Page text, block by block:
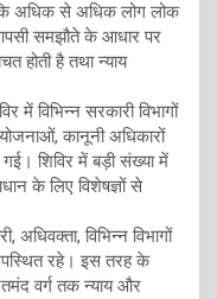
कि अधिक से अधिक लोग लोक
समझौते के आधार पर
होती है तथा न्याय
में विभिन्न सरकारी विभागों
कानूनी अधिकारों
शिविर में बड़ी संख्या में
के लिए विशेषज्ञों से
अधिवक्ता, विभिन्न विभागों
रहे। इस तरह के
वर्ग तक न्याय और